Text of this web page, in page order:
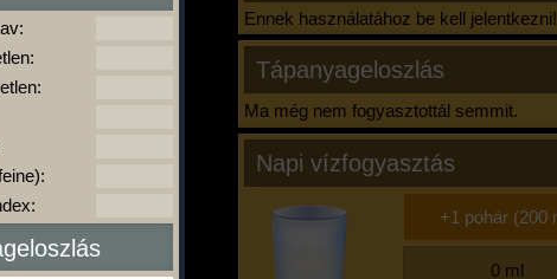
Ennek használatához be kell jelentkezni!
Tápanyageloszlás
Ma még nem fogyasztottál semmit.
Napi vízfogyasztás